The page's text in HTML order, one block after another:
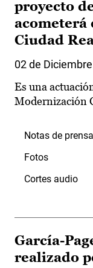
proyecto
acometerá
Ciudad
02 de
Es una
Modernización
Notas de prensa
Fotos
Cortes audio
García-
realizado